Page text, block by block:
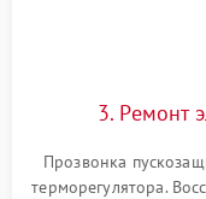
3. Ремонт
Прозвонка
терморегулятора.